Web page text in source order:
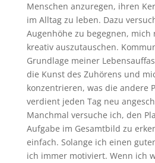
Menschen anzuregen, ihren
im Alltag zu leben. Dazu
Augenhöhe zu begegnen, mich
kreativ auszutauschen.
Grundlage meiner
die Kunst des Zuhörens und
konzentrieren, was die andere
verdient jeden Tag neu
Manchmal versuche ich, den
Aufgabe im Gesamtbild zu
einfach. Solange ich einen
ich immer motiviert. Wenn ich